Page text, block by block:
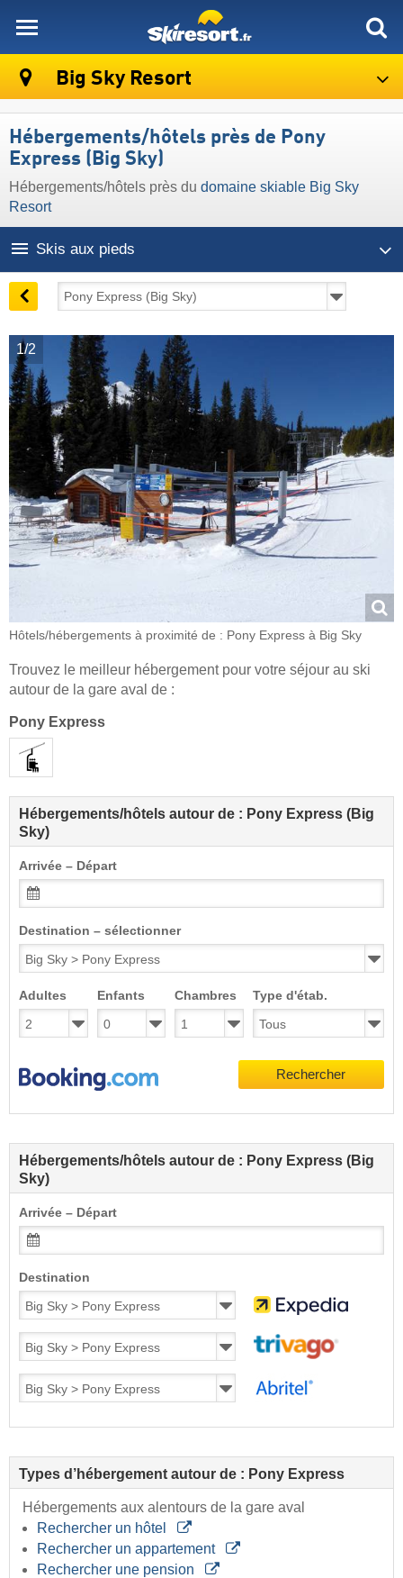
Big Sky Resort
Hébergements/hôtels près de Pony
Express (Big Sky)
Hébergements/hôtels près du domaine skiable Big Sky
Resort
Skis aux pieds
1/2
Hôtels/hébergements à proximité de : Pony Express à Big Sky
Trouvez le meilleur hébergement pour votre séjour au ski
autour de la gare aval de :
Pony Express
Hébergements/hôtels autour de : Pony Express (Big
Sky)
Arrivée – Départ
Destination – sélectionner
Adultes Enfants Chambres Type d'étab.
Rechercher
Hébergements/hôtels autour de : Pony Express (Big
Sky)
Arrivée – Départ
Destination
Types d’hébergement autour de : Pony Express
Hébergements aux alentours de la gare aval
Rechercher un hôtel
Rechercher un appartement
Rechercher une pension